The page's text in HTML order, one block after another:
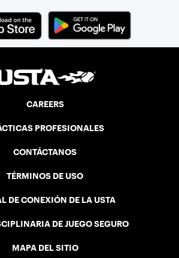
CAREERS
PROFESIONALES
CONTÁCTANOS
TÉRMINOS DE USO
DE CONEXIÓN DE LA USTA
DE JUEGO SEGURO
MAPA DEL SITIO